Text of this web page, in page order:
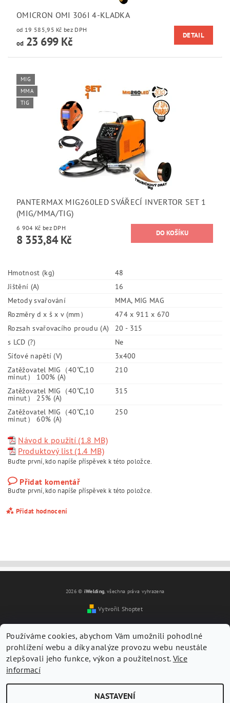
OMICRON OMI 306I 4-KLADKA
od 19 585,95 Kč bez DPH
od23 699 Kč DETAIL
MIG
MMA
TIG
PANTERMAX MIG260LED SVÁŘECÍ INVERTOR SET 1
(MIG/MMA/TIG)
6 904 Kč bez DPH
8 353,84 Kč
Hmotnost (kg)
48
Jištění (A)
16
Metody svařování
MMA, MIG MAG
Rozměry d x š x v (mm）
474 x 911 x 670
Rozsah svařovacího proudu (A)
20 - 315
s LCD (?)
Ne
Síťové napětí (V)
3x400
Zatěžovatel MIG（40℃,10
minut） 100% (A)
210
Zatěžovatel MIG（40℃,10
minut） 25% (A)
315
Zatěžovatel MIG（40℃,10
minut） 60% (A)
250
Návod k použití (1.8 MB)
Produktový list (1.4 MB)
Buďte první, kdo napíše příspěvek k této položce.
Přidat komentář
Buďte první, kdo napíše příspěvek k této položce.
Přidat hodnocení
Vložením hodnocení souhlasíte s
2026 © iWelding , všechna práva vyhrazena
Vytvořil Shoptet
Používáme cookies, abychom Vám umožnili pohodlné
prohlížení webu a díky analýze provozu webu neustále
zlepšovali jeho funkce, výkon a použitelnost. Více
informací
NASTAVENÍ